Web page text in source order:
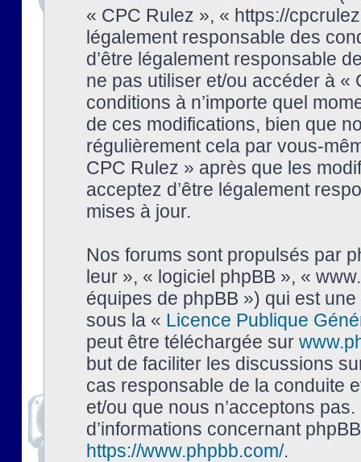
« CPC Rulez », « https://
légalement responsable des
d’être légalement responsable
ne pas utiliser et/ou accéder à
conditions à n’importe quel
de ces modifications, bien que
régulièrement cela par vous-
CPC Rulez » après que les
acceptez d’être légalement
mises à jour.
Nos forums sont propulsés par
leur », « logiciel phpBB », «
équipes de phpBB ») qui est
sous la « Licence Publique
peut être téléchargée sur
but de faciliter les discussions
cas responsable de la conduite
et/ou que nous n’acceptons
d’informations concernant
https://www.phpbb.com/.